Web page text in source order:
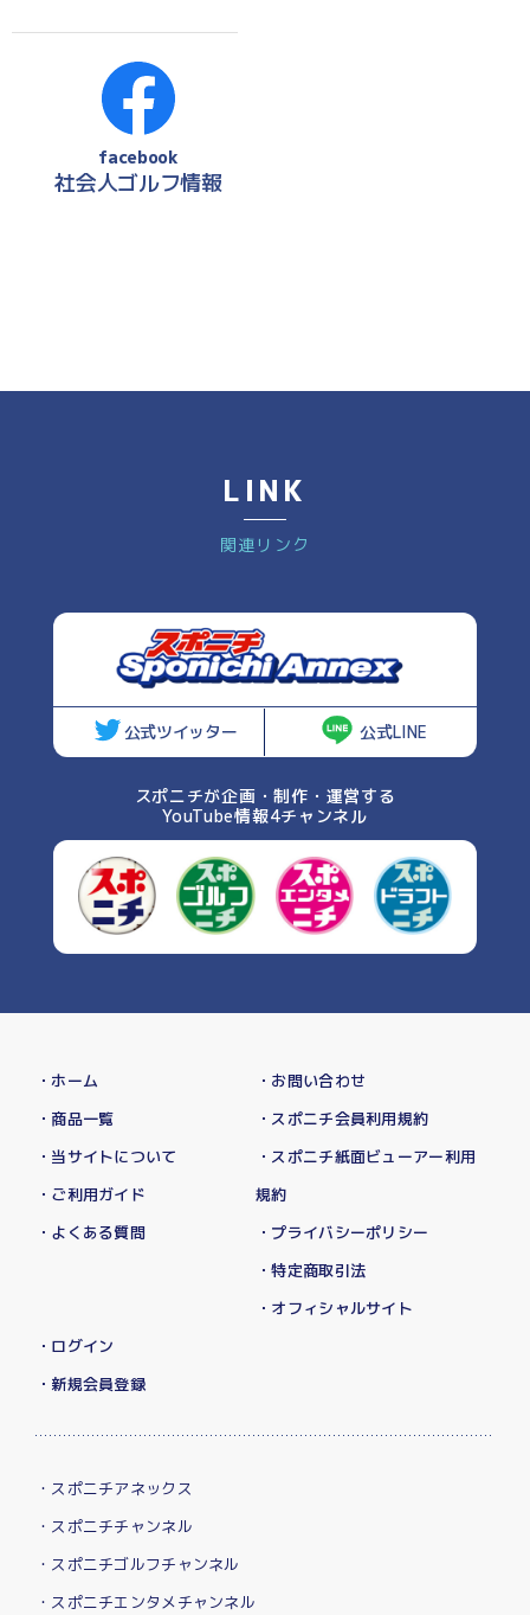
facebook
社会人ゴルフ情報
LINK
関連リンク
公式ツイッター 公式LINE
スポニチが企画・制作・運営する
YouTube情報4チャンネル
・ホーム
・商品一覧
・当サイトについて
・ご利用ガイド
・よくある質問
・ログイン
・新規会員登録
・お問い合わせ
・スポニチ会員利用規約
・スポニチ紙面ビューアー利用
規約
・プライバシーポリシー
・特定商取引法
・オフィシャルサイト
・スポニチアネックス
・スポニチチャンネル
・スポニチゴルフチャンネル
・スポニチエンタメチャンネル